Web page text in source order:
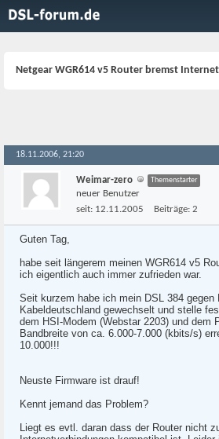
Netgear WGR614 v5 Router bremst
18.11.2006, 21:20
Weimar-zero Themenstarter
neuer Benutzer
seit: 12.11.2005 Beiträge: 2
Guten Tag,
habe seit längerem meinen WGR614 v5
ich eigentlich auch immer zufrieden war.
Seit kurzem habe ich mein DSL 384 gegen
Kabeldeutschland gewechselt und stelle
dem HSI-Modem (Webstar 2203) und dem
Bandbreite von ca. 6.000-7.000 (kbits/s)
10.000!!!
Neuste Firmware ist drauf!
Kennt jemand das Problem?
Liegt es evtl. daran dass der Router nicht